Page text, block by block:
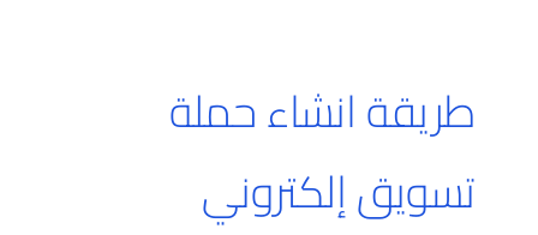
طريقة انشاء حملة
تسويق إلكتروني